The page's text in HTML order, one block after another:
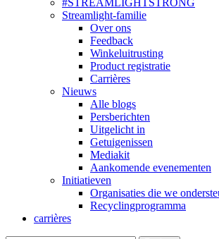
#STREAMLIGHTSTRONG
Streamlight-familie
Over ons
Feedback
Winkeluitrusting
Product registratie
Carrières
Nieuws
Alle blogs
Persberichten
Uitgelicht in
Getuigenissen
Mediakit
Aankomende evenementen
Initiatieven
Organisaties die we
Recyclingprogramma
carrières